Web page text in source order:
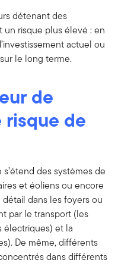
détenant des
risque plus élevé : en
actuel ou
le long terme.
de
de
des systèmes de
et éoliens ou encore
dans les foyers ou
par le transport (les
électriques) et la
De même, différents
dans différents